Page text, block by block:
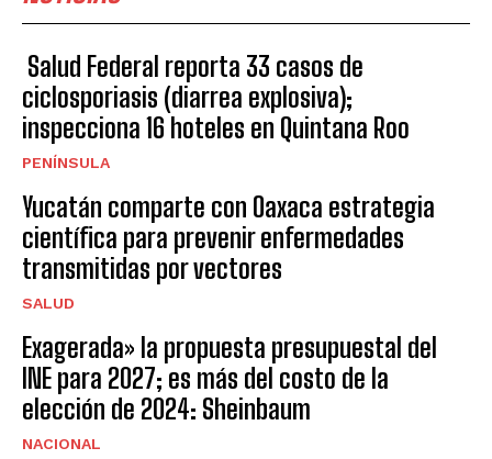
Salud Federal reporta 33 casos de
ciclosporiasis (diarrea explosiva);
inspecciona 16 hoteles en Quintana Roo
PENÍNSULA
Yucatán comparte con Oaxaca estrategia
científica para prevenir enfermedades
transmitidas por vectores
SALUD
Exagerada» la propuesta presupuestal del
INE para 2027; es más del costo de la
elección de 2024: Sheinbaum
NACIONAL